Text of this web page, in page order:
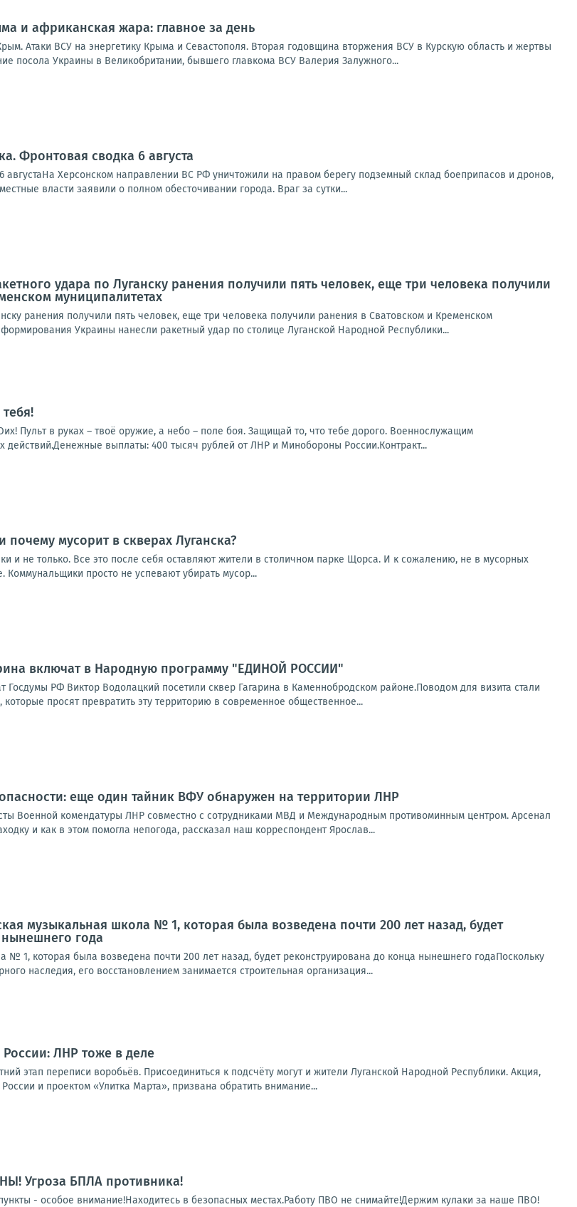
и африканская жара: главное за день
Атаки ВСУ на энергетику Крыма и Севастополя. Вторая годовщина вторжения ВСУ в Курскую область и жертвы
посола Украины в Великобритании, бывшего главкома ВСУ Валерия Залужного...
Фронтовая сводка 6 августа
августаНа Херсонском направлении ВС РФ уничтожили на правом берегу подземный склад боеприпасов и дронов,
власти заявили о полном обесточивании города. Враг за сутки...
удара по Луганску ранения получили пять человек, еще три человека получили
муниципалитетах
ранения получили пять человек, еще три человека получили ранения в Сватовском и Кременском
Украины нанесли ракетный удар по столице Луганской Народной Республики...
Пульт в руках – твоё оружие, а небо – поле боя. Защищай то, что тебе дорого. Военнослужащим
действий.Денежные выплаты: 400 тысяч рублей от ЛНР и Минобороны России.Контракт...
почему мусорит в скверах Луганска?
и не только. Все это после себя оставляют жители в столичном парке Щорса. И к сожалению, не в мусорных
Коммунальщики просто не успевают убирать мусор...
включат в Народную программу "ЕДИНОЙ РОССИИ"
Госдумы РФ Виктор Водолацкий посетили сквер Гагарина в Каменнобродском районе.Поводом для визита стали
просят превратить эту территорию в современное общественное...
еще один тайник ВФУ обнаружен на территории ЛНР
Военной комендатуры ЛНР совместно с сотрудниками МВД и Международным противоминным центром. Арсенал
и как в этом помогла непогода, рассказал наш корреспондент Ярослав...
музыкальная школа № 1, которая была возведена почти 200 лет назад, будет
года
№ 1, которая была возведена почти 200 лет назад, будет реконструирована до конца нынешнего годаПоскольку
наследия, его восстановлением занимается строительная организация...
ЛНР тоже в деле
этап переписи воробьёв. Присоединиться к подсчёту могут и жители Луганской Народной Республики. Акция,
и проектом «Улитка Марта», призвана обратить внимание...
Угроза БПЛА противника!
- особое внимание!Находитесь в безопасных местах.Работу ПВО не снимайте!Держим кулаки за наше ПВО!